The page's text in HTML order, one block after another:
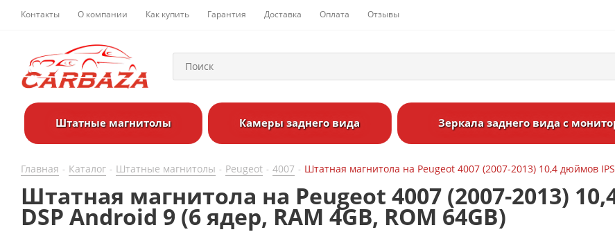
Контакты О компании Как купить Гарантия Доставка Оплата Отзывы
Штатные магнитолы Камеры заднего вида Зеркала заднего вида с
Главная - Каталог - Штатные магнитолы - Peugeot - 4007 - Штатная магнитола на Peugeot 4007 (2007-2013) 10,4 дюймов
Штатная магнитола на Peugeot 4007 (2007-2013)
DSP Android 9 (6 ядер, RAM 4GB, ROM 64GB)